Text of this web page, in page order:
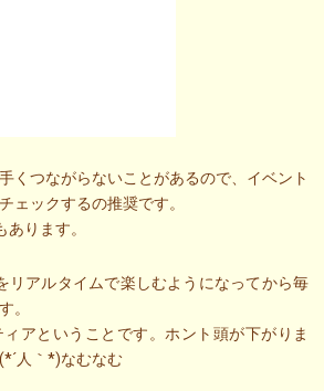
くつながらないことがあるので、イベント
ェックするの推奨です。
ります。
リアルタイムで楽しむようになってから毎
。
アということです。ホント頭が下がりま
人｀*)なむなむ